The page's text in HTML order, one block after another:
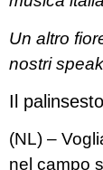
Un altro
nostri
Il palinsesto
(NL) –
nel campo